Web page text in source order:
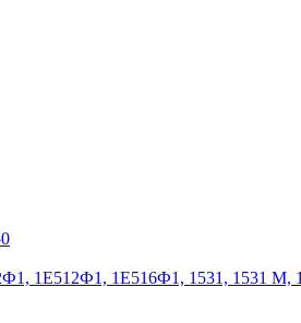
1Е512Ф1, 1Е516Ф1, 1531, 1531